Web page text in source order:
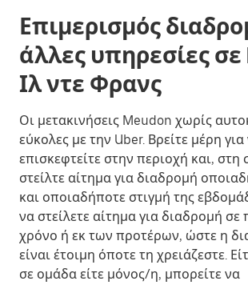
Επιμερισμός
άλλες υπηρεσίες σε
Ιλ ντε Φρανς
Οι μετακινήσεις Meudon χωρίς
εύκολες με την Uber. Βρείτε μέρη για
επισκεφτείτε στην περιοχή και, στη
στείλτε αίτημα για διαδρομή
και οποιαδήποτε στιγμή της
να στείλετε αίτημα για διαδρομή σε
χρόνο ή εκ των προτέρων, ώστε η
είναι έτοιμη όποτε τη χρειάζεστε.
σε ομάδα είτε μόνος/η, μπορείτε να